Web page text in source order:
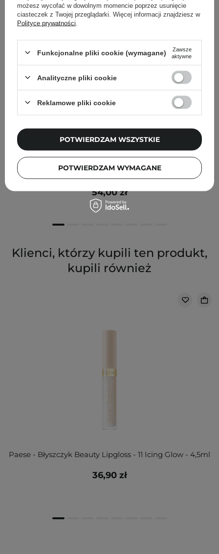
Moira - Love Steady Shimmer Blush - Róż w Kremie -
002 So Lucky - 5,8g
54,00 zł
Klienci, którzy kupili ten produkt,
kupili również
Paese - Błyszczyk Beauty Lipgloss - 11 Icing Glow - 4,5ml
36,90 zł
możesz wycofać w dowolnym momencie poprzez usunięcie
ciasteczek z Twojej przeglądarki. Więcej informacji znajdziesz w
Polityce prywatności
Funkcjonalne pliki cookie (wymagane)
Zawsze
aktywne
Analityczne pliki cookie
Reklamowe pliki cookie
POTWIERDZAM WYMAGANE
POTWIERDZAM WSZYSTKIE